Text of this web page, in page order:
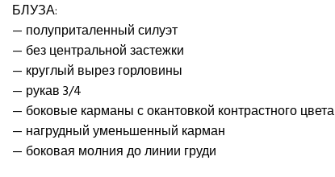
БЛУЗА:
— полуприталенный силуэт
— без центральной застежки
— круглый вырез горловины
— рукав 3/4
— боковые карманы с окантовкой контрастного цвета
— нагрудный уменьшенный карман
— боковая молния до линии груди